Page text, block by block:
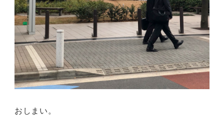
おしまい。